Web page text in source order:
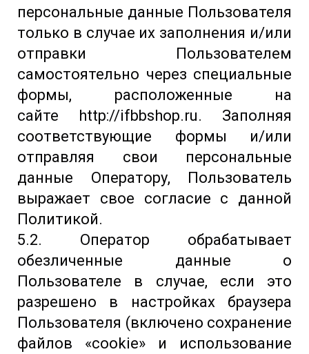
персональные данные Пользователя
только в случае их заполнения и/или
отправки Пользователем
самостоятельно через специальные
формы, расположенные на
сайте http://ifbbshop.ru. Заполняя
соответствующие формы и/или
отправляя свои персональные
данные Оператору, Пользователь
выражает свое согласие с данной
Политикой.
5.2. Оператор обрабатывает
обезличенные данные о
Пользователе в случае, если это
разрешено в настройках браузера
Пользователя (включено сохранение
файлов «cookie» и использование